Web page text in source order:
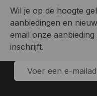
Wil je op de hoogte
aanbiedingen en
email onze
inschrijft.